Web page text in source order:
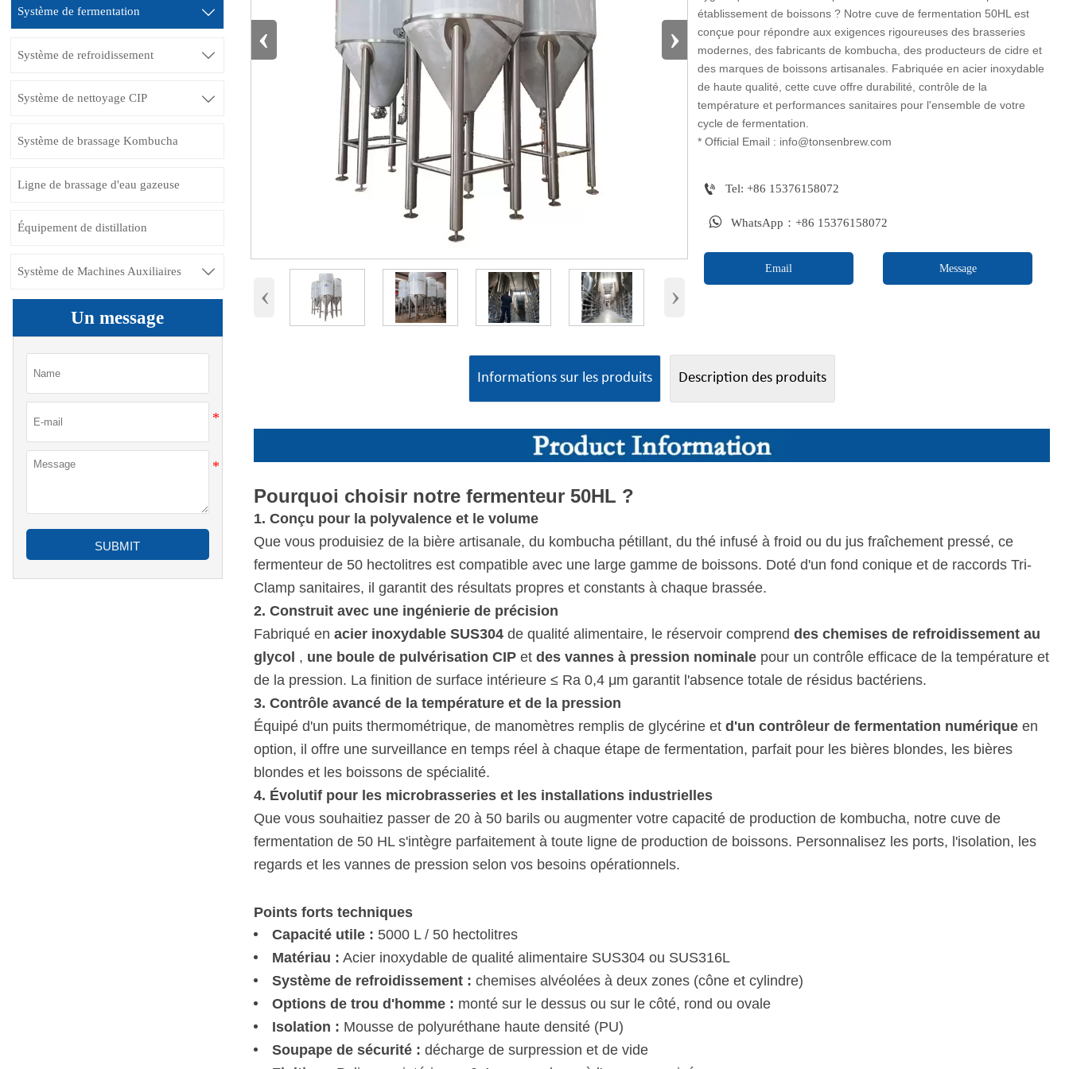
Système de fermentation 
Système de refroidissement 
Système de nettoyage CIP 
Système de brassage Kombucha
Ligne de brassage d'eau gazeuse
Équipement de distillation
Système de Machines Auxiliaires 
Un message
SUBMIT
‹ ›
‹ ›
établissement de boissons ? Notre cuve de fermentation 50HL est
conçue pour répondre aux exigences rigoureuses des brasseries
modernes, des fabricants de kombucha, des producteurs de cidre et
des marques de boissons artisanales. Fabriquée en acier inoxydable
de haute qualité, cette cuve offre durabilité, contrôle de la
température et performances sanitaires pour l'ensemble de votre
cycle de fermentation.
* Official Email : info@tonsenbrew.com
 Tel: +86 15376158072
 WhatsApp：+86 15376158072
Email Message
Informations sur les produits Description des produits
Pourquoi choisir notre fermenteur 50HL ?
1. Conçu pour la polyvalence et le volume
Que vous produisiez de la bière artisanale, du kombucha pétillant, du thé infusé à froid ou du jus fraîchement pressé, ce
fermenteur de 50 hectolitres est compatible avec une large gamme de boissons. Doté d'un fond conique et de raccords Tri-
Clamp sanitaires, il garantit des résultats propres et constants à chaque brassée.
2. Construit avec une ingénierie de précision
Fabriqué enacier inoxydable SUS304 de qualité alimentaire, le réservoir comprenddes chemises de refroidissement au
glycol , une boule de pulvérisation CIP etdes vannes à pression nominale pour un contrôle efficace de la température et
de la pression. La finition de surface intérieure ≤ Ra 0,4 μm garantit l'absence totale de résidus bactériens.
3. Contrôle avancé de la température et de la pression
Équipé d'un puits thermométrique, de manomètres remplis de glycérine etd'un contrôleur de fermentation numérique en
option, il offre une surveillance en temps réel à chaque étape de fermentation, parfait pour les bières blondes, les bières
blondes et les boissons de spécialité.
4. Évolutif pour les microbrasseries et les installations industrielles
Que vous souhaitiez passer de 20 à 50 barils ou augmenter votre capacité de production de kombucha, notre cuve de
fermentation de 50 HL s'intègre parfaitement à toute ligne de production de boissons. Personnalisez les ports, l'isolation, les
regards et les vannes de pression selon vos besoins opérationnels.
Points forts techniques
Capacité utile : 5000 L / 50 hectolitres
Matériau : Acier inoxydable de qualité alimentaire SUS304 ou SUS316L
Système de refroidissement : chemises alvéolées à deux zones (cône et cylindre)
Options de trou d'homme : monté sur le dessus ou sur le côté, rond ou ovale
Isolation : Mousse de polyuréthane haute densité (PU)
Soupape de sécurité : décharge de surpression et de vide